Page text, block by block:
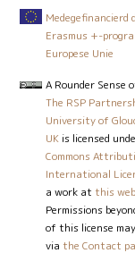
Medegefinancierd
Erasmus +-
Europese Unie
A Rounder Sense
The RSP
University of
UK is licensed
Commons
International
a work at this
Permissions
of this license
via the Contact